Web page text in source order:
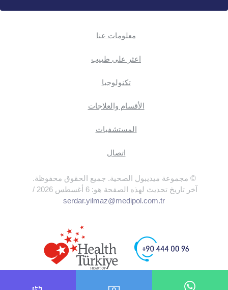
معلومات عنا
اعثر على طبيب
تكنولوجيا
الأقسام والعلاجات
المستشفيات
اتصال
© مجموعة ميديبول الصحية. جميع الحقوق محفوظة.
آخر تاريخ تحديث لهذه الصفحة هو: 6 أغسطس 2026 /
serdar.yilmaz@medipol.com.tr